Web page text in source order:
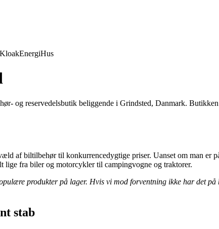
KloakEnergiHus
og reservedelsbutik beliggende i Grindsted, Danmark.
af biltilbehør til konkurrencedygtige priser. Uanset om man er
lige fra biler og motorcykler til campingvogne og traktorer.
produkter på lager. Hvis vi mod forventning ikke har det
stab